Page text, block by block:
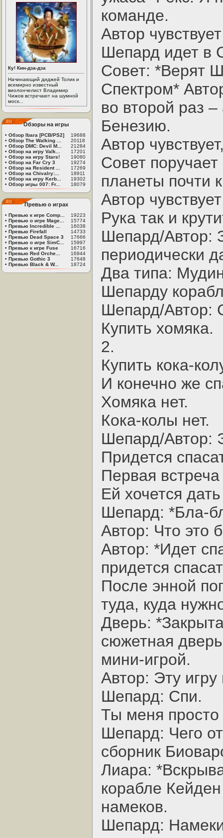
Ку! Кин-дза-дза
Начинающий диджей Толик и
всемирно известный
виолончелист Владимир
Чижов встречают на шумной
моск...
Обзоры на игры
• Обзор Ibara [PCB/PS2]
19688
• Обзор The Walking ...
20118
• Обзор DMC: Devil M...
21284
• Обзор на игру Valk...
17201
• Обзор на игру Stars!
19080
• Обзор на Far Cry 3
19274
• Обзор на Resident ...
17269
• Обзор на Chivalry:...
18911
• Обзор на игру Kerb...
19302
• Обзор игры 007: Fr... 18079
Превью о играх
• Превью к игре Comp...
19223
• Превью о игре Mage...
15774
• Превью Incredible ...
16038
• Превью Firefall
14733
• Превью Dead Space 3
17666
• Превью о игре SimC...
15997
• Превью к игре Fuse
16716
• Превью Red Orche...
16944
• Превью Gothic 3
17648
• Превью Black & W... 18724
команде.
Автор
Шепард идет в
Совет: *Верят
Спектром*
во второй раз
Бенезию.
Автор
Совет
планеты почти
Автор
Рука так и
Шепард/Автор:
периодически
Два типа:
Шепарду
Шепард/Автор:
Купить хомяка.
2.
Купить кока-
И конечно же
Хомяка нет.
Кока-колы нет.
Шепард/Автор:
Придется
Первая
Ей хочется
Шепард: *Бла-
Автор: Что это
Автор: *Идет
придется
После энной
туда, куда
Дверь:
сюжетная
мини-игрой.
Автор: Эту
Шепард: Спи.
Ты меня
Шепард: Чего
сборник
Лиара:
корабле
намеков.
Шепард: